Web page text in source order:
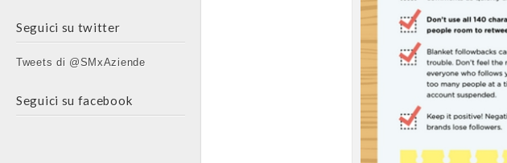
Seguici su twitter
Tweets di @SMxAziende
Seguici su facebook